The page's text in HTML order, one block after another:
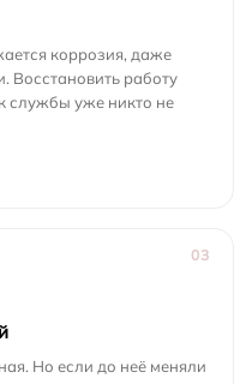
коррозия, даже
Восстановить работу
службы уже никто не
03
Но если до неё меняли